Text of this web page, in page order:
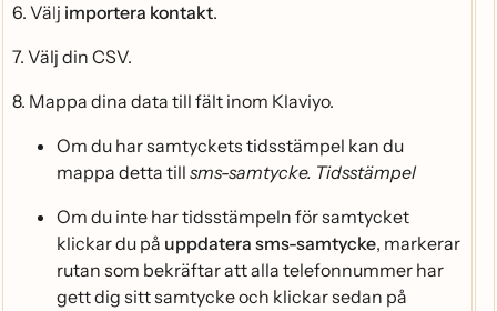
6. Välj importera kontakt.
7. Välj din CSV.
8. Mappa dina data till fält inom Klaviyo.
Om du har samtyckets tidsstämpel kan du
mappa detta till sms-samtycke. Tidsstämpel
Om du inte har tidsstämpeln för samtycket
klickar du på uppdatera sms-samtycke, markerar
rutan som bekräftar att alla telefonnummer har
gett dig sitt samtycke och klickar sedan på